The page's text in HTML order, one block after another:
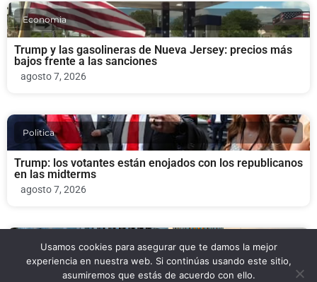
Economia
Trump y las gasolineras de Nueva Jersey: precios más
bajos frente a las sanciones
agosto 7, 2026
Politica
Trump: los votantes están enojados con los republicanos
en las midterms
agosto 7, 2026
Politica
Todd Blanche gana votación clave en el Senado para ser
Usamos cookies para asegurar que te damos la mejor
experiencia en nuestra web. Si continúas usando este sitio,
asumiremos que estás de acuerdo con ello.